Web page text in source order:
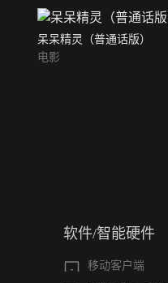
呆呆精灵（普通话版）
电影
软件/智能硬件
移动客户端